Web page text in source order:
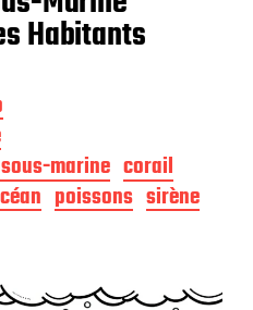
Habitants
marine corail
poissons sirène